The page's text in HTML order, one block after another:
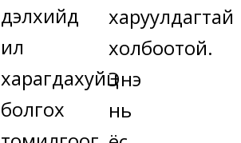
дэлхийд
ил
харагдахуйц
болгох
харуулдагтай
холбоотой.
Энэ
нь